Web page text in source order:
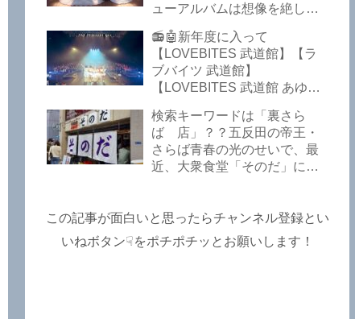
【LOVEBITES The Bell In
Of Control】【LOVEBITES
The Eve Of Change】
ューアルバムは想像を絶して
玉てやんでい、D-A-Dの新
曲、ブルース・ディッキンソ
ン情報などです～しながわロ
ックラジオ【追記複数あり】
📻🤖新年度に入って
【LOVEBITES 武道館】【ラ
ブバイツ 武道館】
【LOVEBITES 武道館 あゆ
リ】【ラブバイツ ライブ
2025 セトリ】【LOVEBITES
海外の反応】あたりがトレン
ドキーワードのようです。
姿がたくさん見られました
よ！～しながわロックラジオ
検索キーワードは「裏さら
ば 店」？？五反田の帝王・
さらば青春の光のせいで、最
近、大衆食堂「そのだ」に入
グルメ】
この記事が面白いと思ったらチャンネル登録とい
いねボタン☟をポチポチッとお願いします！